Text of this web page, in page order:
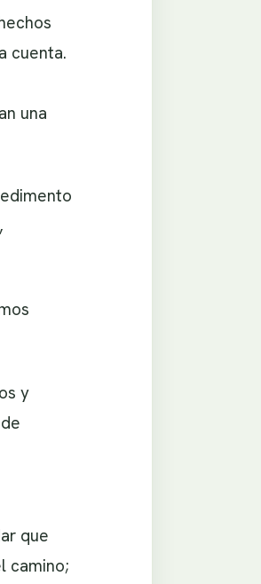
cuenta.
una
y
que
camino;